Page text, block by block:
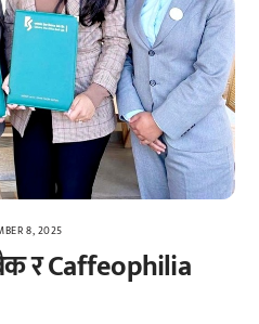
8, 2025
र Caffeophilia